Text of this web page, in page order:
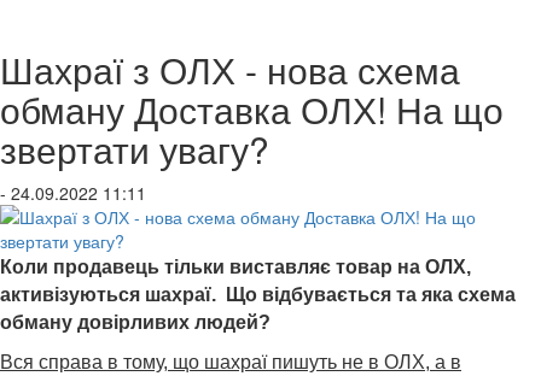
Шахраї з ОЛХ - нова схема
обману Доставка ОЛХ! На що
звертати увагу?
- 24.09.2022 11:11
Коли продавець тільки виставляє товар на ОЛХ,
активізуються шахраї.
Що відбувається та яка схема
обману довірливих людей?
Вся справа в тому, що шахраї пишуть не в ОЛХ, а в